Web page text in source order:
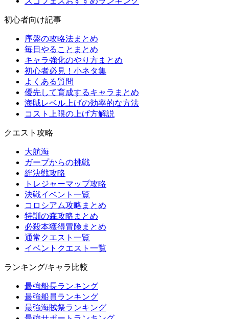
初心者向け記事
序盤の攻略法まとめ
毎日やることまとめ
キャラ強化のやり方まとめ
初心者必見！小ネタ集
よくある質問
優先して育成するキャラまとめ
海賊レベル上げの効率的な方法
コスト上限の上げ方解説
クエスト攻略
大航海
ガープからの挑戦
絆決戦攻略
トレジャーマップ攻略
決戦イベント一覧
コロシアム攻略まとめ
特訓の森攻略まとめ
必殺本獲得冒険まとめ
通常クエスト一覧
イベントクエスト一覧
ランキング/キャラ比較
最強船長ランキング
最強船員ランキング
最強海賊祭ランキング